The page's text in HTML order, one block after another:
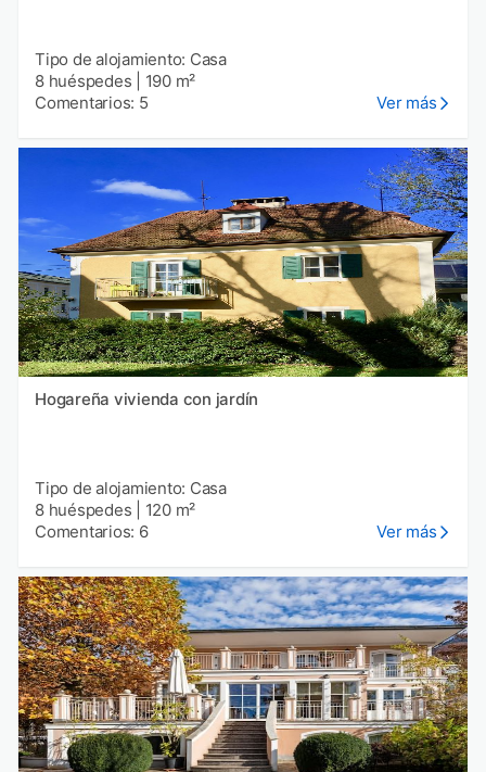
Tipo de alojamiento: Casa
8 huéspedes
190 m²
Comentarios: 5
Ver más
Hogareña vivienda con jardín
Tipo de alojamiento: Casa
8 huéspedes
120 m²
Comentarios: 6
Ver más